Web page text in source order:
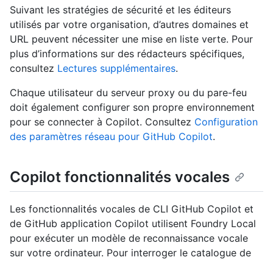
Suivant les stratégies de sécurité et les éditeurs
utilisés par votre organisation, d’autres domaines et
URL peuvent nécessiter une mise en liste verte. Pour
plus d’informations sur des rédacteurs spécifiques,
consultez Lectures supplémentaires.
Chaque utilisateur du serveur proxy ou du pare-feu
doit également configurer son propre environnement
pour se connecter à Copilot. Consultez Configuration
des paramètres réseau pour GitHub Copilot.
Copilot fonctionnalités vocales
Les fonctionnalités vocales de CLI GitHub Copilot et
de GitHub application Copilot utilisent Foundry Local
pour exécuter un modèle de reconnaissance vocale
sur votre ordinateur. Pour interroger le catalogue de